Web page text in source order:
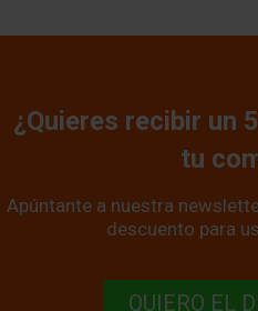
¿Quieres recibir un
tu
Apúntante a nuestra
descuento para
QUIERO EL